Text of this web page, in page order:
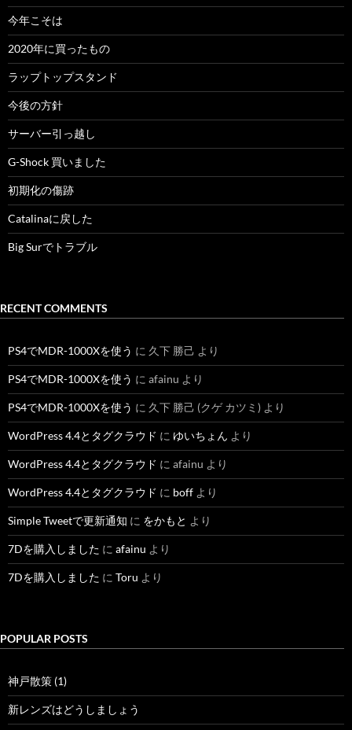
今年こそは
2020年に買ったもの
ラップトップスタンド
今後の方針
サーバー引っ越し
G-Shock 買いました
初期化の傷跡
Catalinaに戻した
Big Surでトラブル
RECENT COMMENTS
PS4でMDR-1000Xを使う に 久下 勝己 より
PS4でMDR-1000Xを使う に afainu より
PS4でMDR-1000Xを使う に 久下 勝己 (クゲ カツミ) より
WordPress 4.4とタグクラウド に ゆいちょん より
WordPress 4.4とタグクラウド に afainu より
WordPress 4.4とタグクラウド に boff より
Simple Tweetで更新通知 に をかもと より
7Dを購入しました に afainu より
7Dを購入しました に Toru より
POPULAR POSTS
神戸散策 (1)
新レンズはどうしましょう